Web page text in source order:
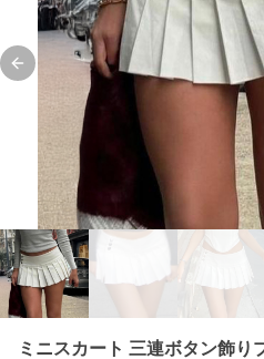
Previous slide
ミニスカート 三連ボタン飾り